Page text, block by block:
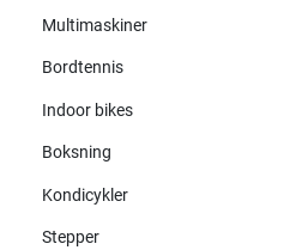
Multimaskiner
Bordtennis
Indoor bikes
Boksning
Kondicykler
Stepper